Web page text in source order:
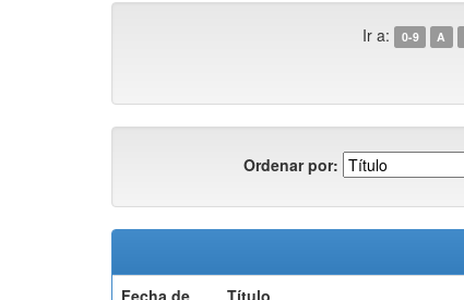
Ir a: 0-9 A
Ordenar por:
Fecha de
Título